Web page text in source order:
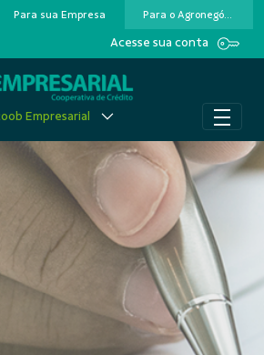
principal
Para sua Empresa Para o Agronegócio
Acesse sua conta
Empresarial